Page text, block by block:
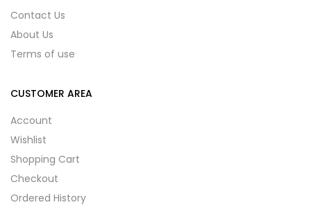
Contact Us
About Us
Terms of use
CUSTOMER AREA
Account
Wishlist
Shopping Cart
Checkout
Ordered History